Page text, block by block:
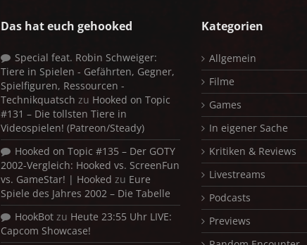
Das hat euch gehooked
Special feat. Robin Schweiger:
Tiere in Spielen - Gefährten, Gegner,
Spielfiguren, Ressourcen -
Technikquatsch zu Hooked on Topic
#131 – Die tollsten Tiere in
Videospielen! (Patreon/Steady)
Hooked on Topic #135 – Der GOTY
2002-Vergleich: Hooked vs. ScreenFun
vs. GameStar! | Hooked zu Eure
Spiele des Jahres 2002 – Die Tabelle
HookBot zu Heute 23:55 Uhr LIVE:
Capcom Showcase!
Kategorien
Allgemein
Filme
Games
In eigener Sache
Kritiken & Reviews
Livestreams
Podcasts
Previews